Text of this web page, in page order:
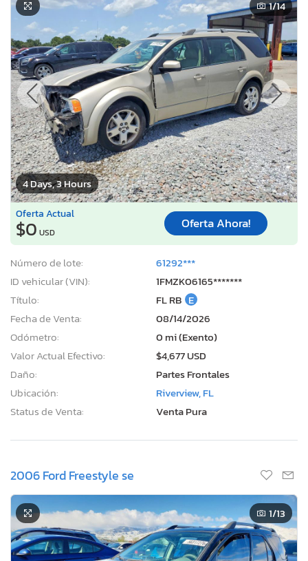
4 Days, 3 Hours
1/14
Oferta Actual
$0 USD
Oferta Ahora!
Número de lote:
61292***
ID vehicular (VIN):
1FMZK06165*******
Título:
FL RB E
Fecha de Venta:
08/14/2026
Odómetro:
0 mi (Exento)
Valor Actual Efectivo:
$4,677 USD
Daño:
Partes Frontales
Ubicación:
Riverview, FL
Status de Venta:
Venta Pura
2006 Ford Freestyle se
1/13